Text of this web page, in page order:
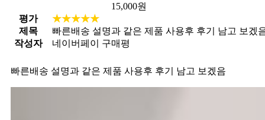
15,000원
평가
★★★★★
제목
빠른배송 설명과 같은 제품 사용후 후기 남고 보겠
작성자
네이버페이 구매평
빠른배송 설명과 같은 제품 사용후 후기 남고 보겠음